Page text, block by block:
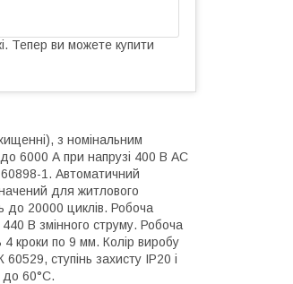
Тепер ви можете купити
з номінальним
6000 А при напрузі 400 В АС
1. Автоматичний
для житлового
до 20000 циклів. Робоча
В змінного струму. Робоча
кроки по 9 мм. Колір виробу
ступінь захисту IP20 і
до 60°C.